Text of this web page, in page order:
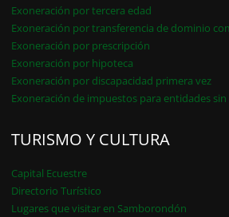
Exoneración por tercera edad
Exoneración por transferencia de dominio
Exoneración por prescripción
Exoneración por hipoteca
Exoneración por discapacidad primera vez
Exoneración de impuestos para entidades
TURISMO Y CULTURA
Capital Ecuestre
Directorio Turístico
Lugares que visitar en Samborondón